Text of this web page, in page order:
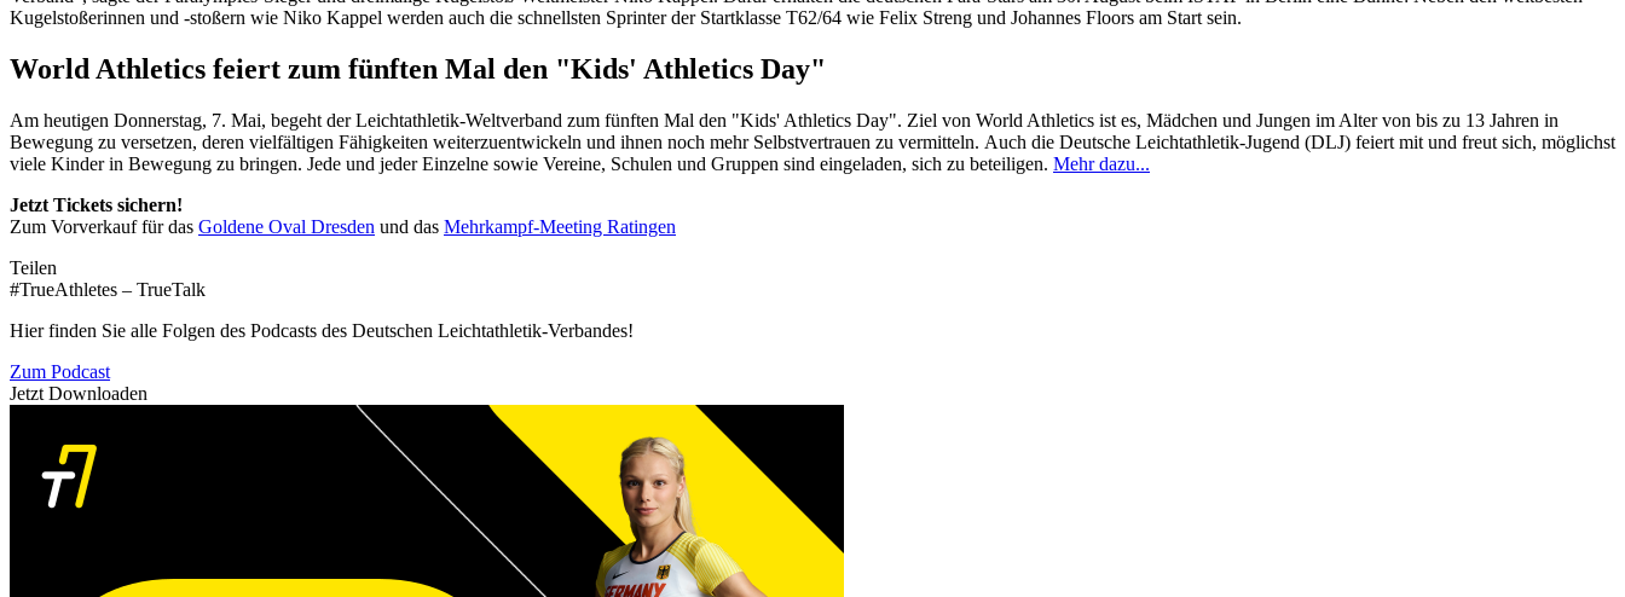
Kugelstoßerinnen und -stoßern wie Niko Kappel werden auch die schnellsten Sprinter der Startklasse T62/64 wie Felix Streng und Johannes Floors am Start sein.
World Athletics feiert zum fünften Mal den "Kids' Athletics Day"
Am heutigen Donnerstag, 7. Mai, begeht der Leichtathletik-Weltverband zum fünften Mal den "Kids' Athletics Day". Ziel von World Athletics ist es, Mädchen und Jungen im Alter von bis zu 13 Jahren in
Bewegung zu versetzen, deren vielfältigen Fähigkeiten weiterzuentwickeln und ihnen noch mehr Selbstvertrauen zu vermitteln. Auch die Deutsche Leichtathletik-Jugend (DLJ) feiert mit und freut sich, möglichst
viele Kinder in Bewegung zu bringen. Jede und jeder Einzelne sowie Vereine, Schulen und Gruppen sind eingeladen, sich zu beteiligen. Mehr dazu...
Jetzt Tickets sichern!
Zum Vorverkauf für das Goldene Oval Dresden und das Mehrkampf-Meeting Ratingen
Teilen
#TrueAthletes – TrueTalk
Hier finden Sie alle Folgen des Podcasts des Deutschen Leichtathletik-Verbandes!
Zum Podcast
Jetzt Downloaden